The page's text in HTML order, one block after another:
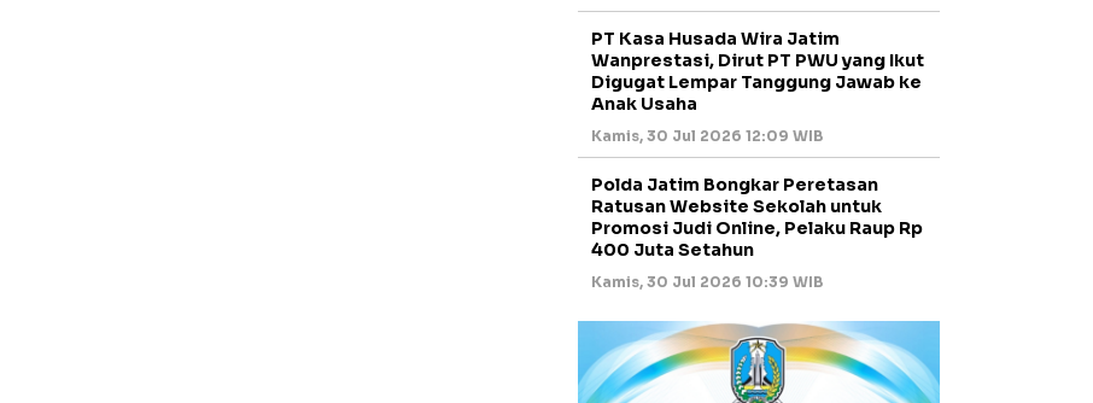
PT Kasa Husada Wira Jatim
Wanprestasi, Dirut PT PWU yang Ikut
Digugat Lempar Tanggung Jawab ke
Anak Usaha
Kamis, 30 Jul 2026 12:09 WIB
Polda Jatim Bongkar Peretasan
Ratusan Website Sekolah untuk
Promosi Judi Online, Pelaku Raup Rp
400 Juta Setahun
Kamis, 30 Jul 2026 10:39 WIB